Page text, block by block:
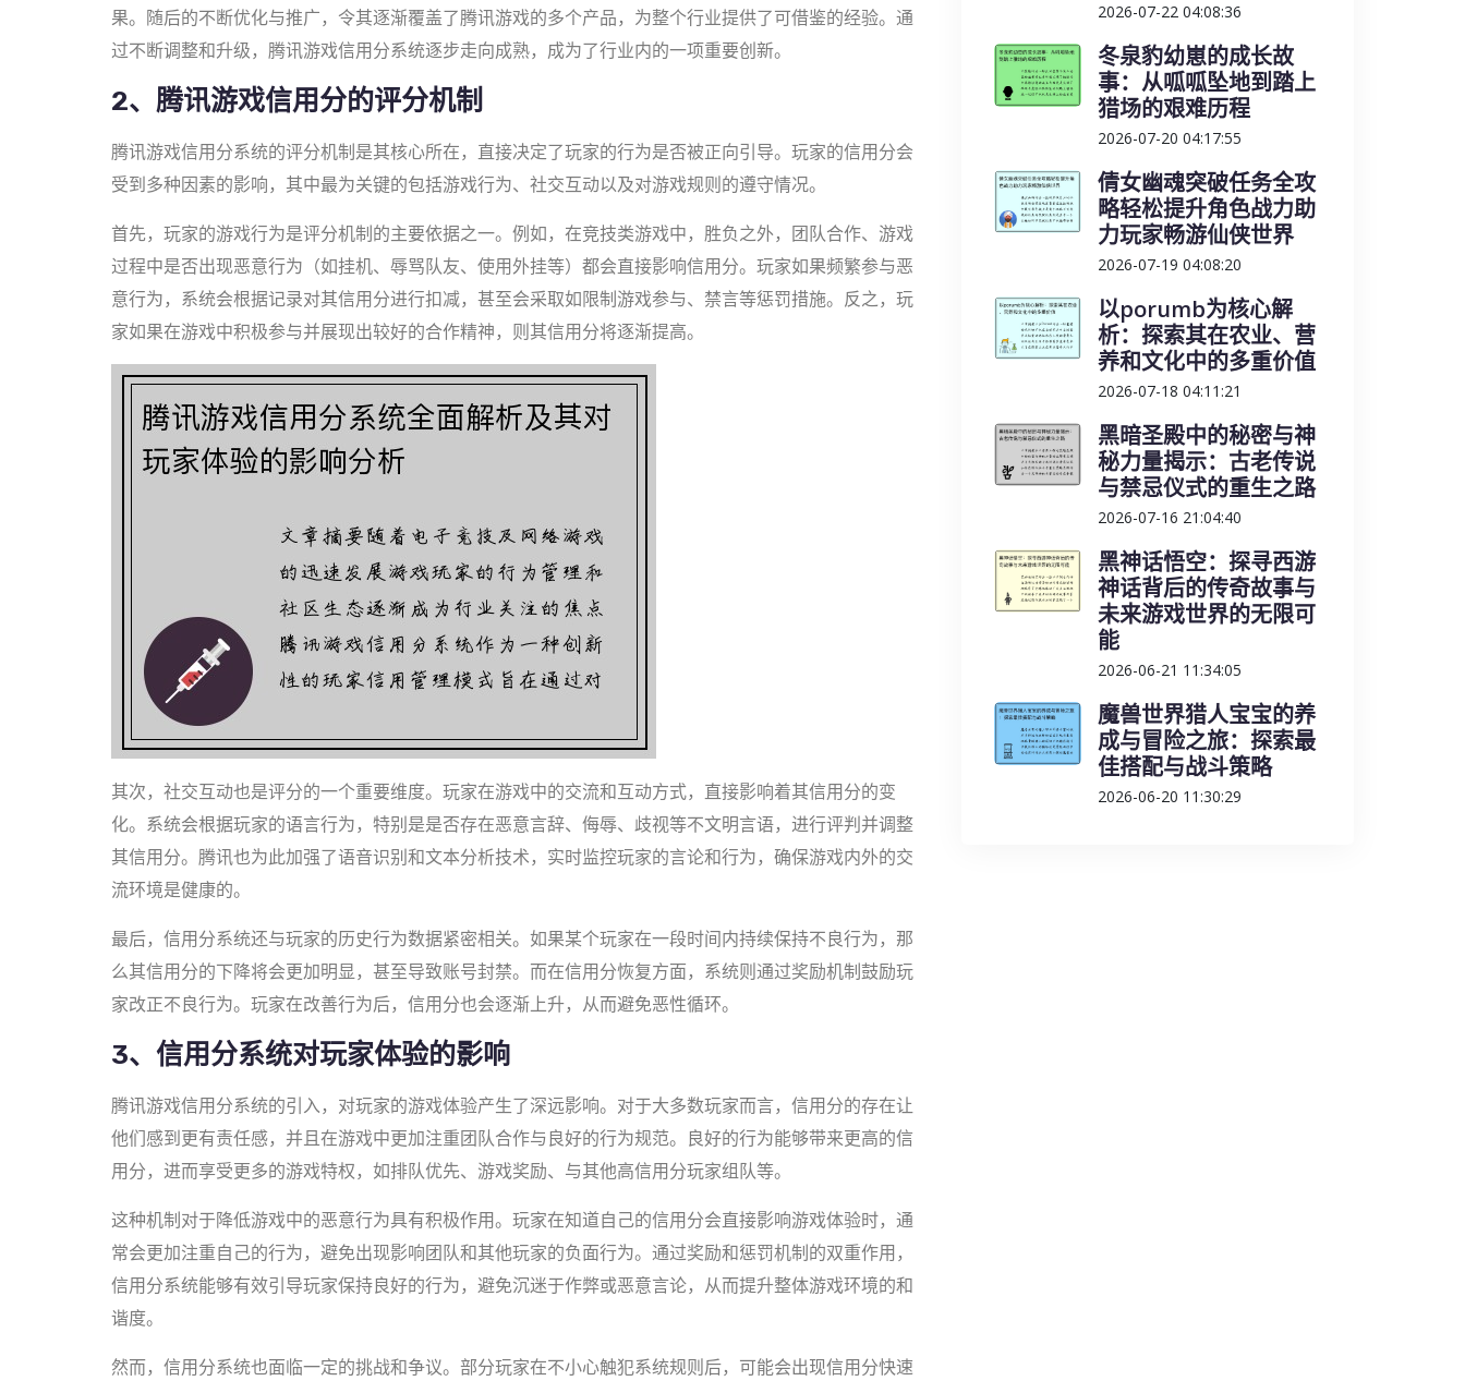
果。随后的不断优化与推广，令其逐渐覆盖了腾讯游戏的多个产品，为整个行业提供了可借鉴的经验。通
过不断调整和升级，腾讯游戏信用分系统逐步走向成熟，成为了行业内的一项重要创新。
2、腾讯游戏信用分的评分机制
腾讯游戏信用分系统的评分机制是其核心所在，直接决定了玩家的行为是否被正向引导。玩家的信用分会
受到多种因素的影响，其中最为关键的包括游戏行为、社交互动以及对游戏规则的遵守情况。
首先，玩家的游戏行为是评分机制的主要依据之一。例如，在竞技类游戏中，胜负之外，团队合作、游戏
过程中是否出现恶意行为（如挂机、辱骂队友、使用外挂等）都会直接影响信用分。玩家如果频繁参与恶
意行为，系统会根据记录对其信用分进行扣减，甚至会采取如限制游戏参与、禁言等惩罚措施。反之，玩
家如果在游戏中积极参与并展现出较好的合作精神，则其信用分将逐渐提高。
其次，社交互动也是评分的一个重要维度。玩家在游戏中的交流和互动方式，直接影响着其信用分的变
化。系统会根据玩家的语言行为，特别是是否存在恶意言辞、侮辱、歧视等不文明言语，进行评判并调整
其信用分。腾讯也为此加强了语音识别和文本分析技术，实时监控玩家的言论和行为，确保游戏内外的交
流环境是健康的。
最后，信用分系统还与玩家的历史行为数据紧密相关。如果某个玩家在一段时间内持续保持不良行为，那
么其信用分的下降将会更加明显，甚至导致账号封禁。而在信用分恢复方面，系统则通过奖励机制鼓励玩
家改正不良行为。玩家在改善行为后，信用分也会逐渐上升，从而避免恶性循环。
3、信用分系统对玩家体验的影响
腾讯游戏信用分系统的引入，对玩家的游戏体验产生了深远影响。对于大多数玩家而言，信用分的存在让
他们感到更有责任感，并且在游戏中更加注重团队合作与良好的行为规范。良好的行为能够带来更高的信
用分，进而享受更多的游戏特权，如排队优先、游戏奖励、与其他高信用分玩家组队等。
这种机制对于降低游戏中的恶意行为具有积极作用。玩家在知道自己的信用分会直接影响游戏体验时，通
常会更加注重自己的行为，避免出现影响团队和其他玩家的负面行为。通过奖励和惩罚机制的双重作用，
信用分系统能够有效引导玩家保持良好的行为，避免沉迷于作弊或恶意言论，从而提升整体游戏环境的和
谐度。
然而，信用分系统也面临一定的挑战和争议。部分玩家在不小心触犯系统规则后，可能会出现信用分快速
2026-07-22 04:08:36
冬泉豹幼崽的成长故
事：从呱呱坠地到踏上
猎场的艰难历程
2026-07-20 04:17:55
倩女幽魂突破任务全攻
略轻松提升角色战力助
力玩家畅游仙侠世界
2026-07-19 04:08:20
以porumb为核心解
析：探索其在农业、营
养和文化中的多重价值
2026-07-18 04:11:21
黑暗圣殿中的秘密与神
秘力量揭示：古老传说
与禁忌仪式的重生之路
2026-07-16 21:04:40
黑神话悟空：探寻西游
神话背后的传奇故事与
未来游戏世界的无限可
能
2026-06-21 11:34:05
魔兽世界猎人宝宝的养
成与冒险之旅：探索最
佳搭配与战斗策略
2026-06-20 11:30:29